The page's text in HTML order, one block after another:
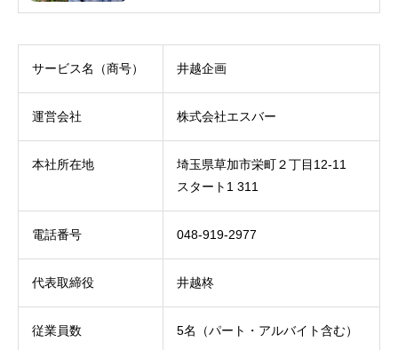
サービス名（商号） 井越企画
運営会社 株式会社エスバー
本社所在地
埼玉県草加市栄町２丁目12-11
スタート1 311
電話番号 048-919-2977
代表取締役 井越柊
従業員数 5名（パート・アルバイト含む）